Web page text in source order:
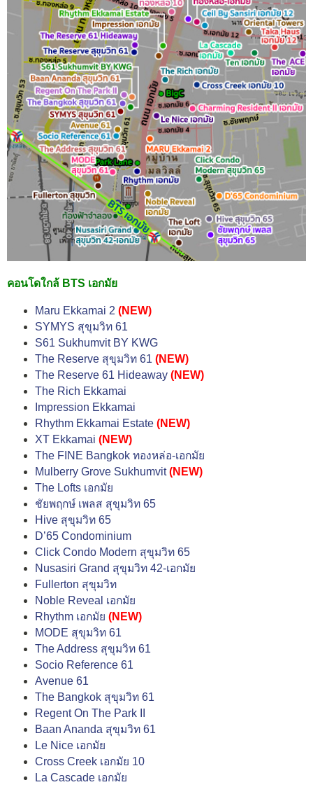
คอนโดใกล้ BTS เอกมัย
Maru Ekkamai 2 (NEW)
SYMYS สุขุมวิท 61
S61 Sukhumvit BY KWG
The Reserve สุขุมวิท 61 (NEW)
The Reserve 61 Hideaway (NEW)
The Rich Ekkamai
Impression Ekkamai
Rhythm Ekkamai Estate (NEW)
XT Ekkamai (NEW)
The FINE Bangkok ทองหล่อ-เอกมัย
Mulberry Grove Sukhumvit (NEW)
The Lofts เอกมัย
ชัยพฤกษ์ เพลส สุขุมวิท 65
Hive สุขุมวิท 65
D’65 Condominium
Click Condo Modern สุขุมวิท 65
Nusasiri Grand สุขุมวิท 42-เอกมัย
Fullerton สุขุมวิท
Noble Reveal เอกมัย
Rhythm เอกมัย (NEW)
MODE สุขุมวิท 61
The Address สุขุมวิท 61
Socio Reference 61
Avenue 61
The Bangkok สุขุมวิท 61
Regent On The Park II
Baan Ananda สุขุมวิท 61
Le Nice เอกมัย
Cross Creek เอกมัย 10
La Cascade เอกมัย